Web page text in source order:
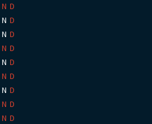
N D
N D
N D
N D
N D
N D
N D
N D
N D